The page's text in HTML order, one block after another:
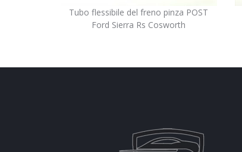
Tubo flessibile del freno pinza POST
Ford Sierra Rs Cosworth